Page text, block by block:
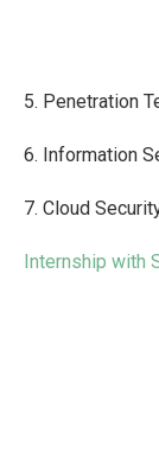
5. Penetration
6. Information
7. Cloud
Internship with